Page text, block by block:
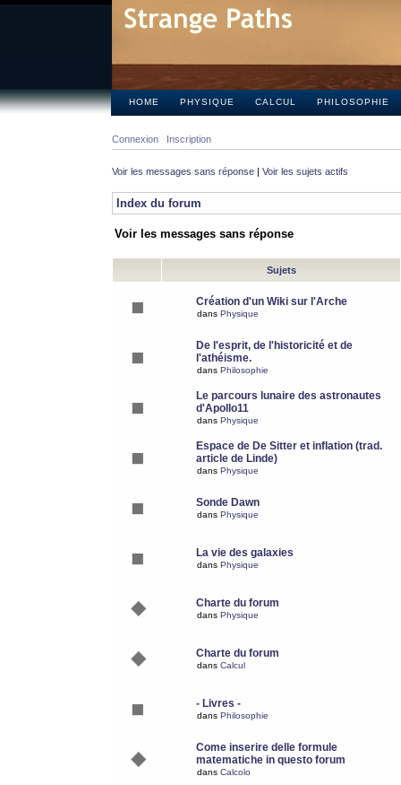
HOME PHYSIQUE CALCUL PHILOSOPHIE
Connexion Inscription
Voir les messages sans réponse | Voir les sujets actifs
Index du forum
Voir les messages sans réponse
Sujets
Création d'un Wiki sur l'Arche
dans Physique
De l'esprit, de l'historicité et de
l'athéisme.
dans Philosophie
Le parcours lunaire des astronautes
d'Apollo11
dans Physique
Espace de De Sitter et inflation (trad.
article de Linde)
dans Physique
Sonde Dawn
dans Physique
La vie des galaxies
dans Physique
Charte du forum
dans Physique
Charte du forum
dans Calcul
- Livres -
dans Philosophie
Come inserire delle formule
matematiche in questo forum
dans Calcolo